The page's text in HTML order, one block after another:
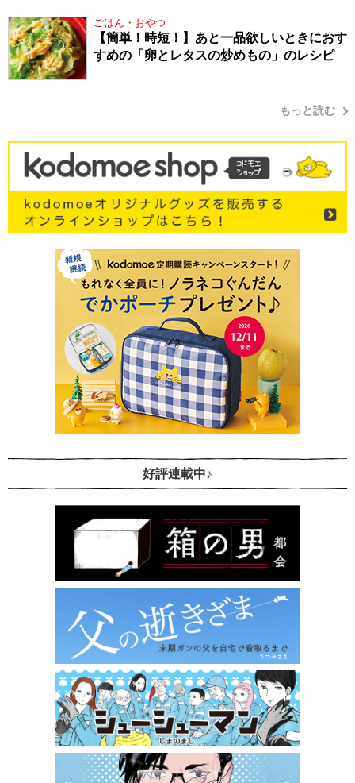
ごはん・おやつ
【簡単！時短！】あと一品欲しいときにおす
すめの「卵とレタスの炒めもの」のレシピ
もっと読む
好評連載中♪